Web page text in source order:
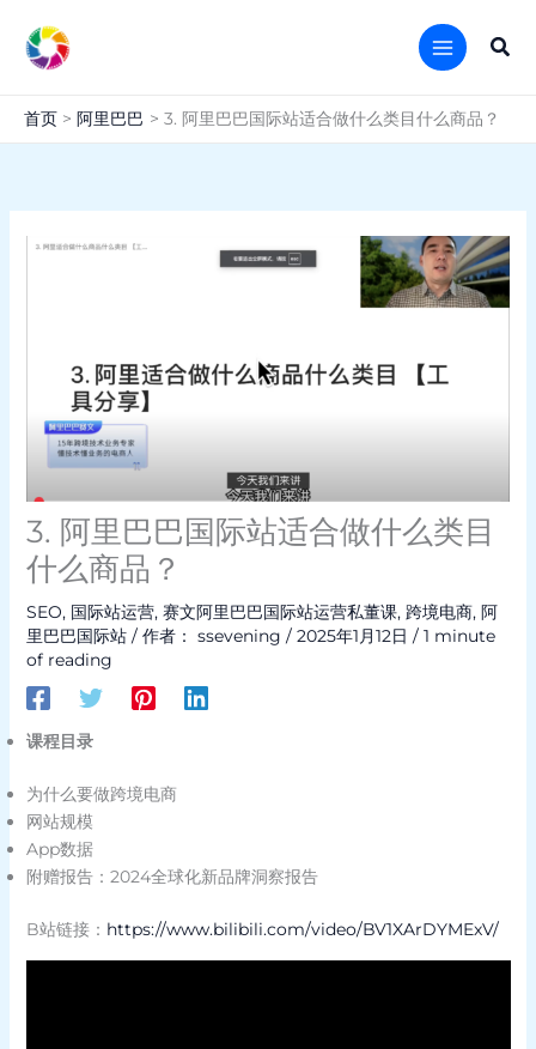
搜
首页 阿里巴巴 3. 阿里巴巴国际站适合做什么类目什么商品？
3. 阿里巴巴国际站适合做什么类目
什么商品？
SEO, 国际站运营, 赛文阿里巴巴国际站运营私董课, 跨境电商, 阿
里巴巴国际站/ 作者： ssevening / 2025年1月12日 / 1 minute
of reading
课程目录
为什么要做跨境电商
网站规模
App数据
附赠报告：2024全球化新品牌洞察报告
B站链接： https://www.bilibili.com/video/BV1XArDYMExV/